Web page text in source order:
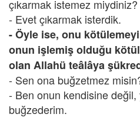
çıkarmak istemez miydiniz?
- Evet çıkarmak isterdik.
- Öyle ise, onu
onun işlemiş olduğu
olan Allahü teâlâya
- Sen ona buğzetmez
- Ben onun kendisine değil,
buğzederim.